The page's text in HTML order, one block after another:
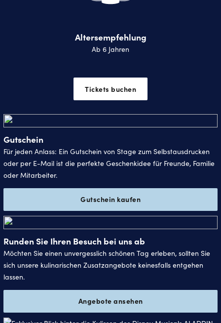
Altersempfehlung
Ab 6 Jahren
Tickets buchen
Gutschein
Für jeden Anlass: Ein Gutschein von Stage zum Selbstausdrucken
oder per E-Mail ist die perfekte Geschenkidee für Freunde, Familie
oder Mitarbeiter.
Gutschein kaufen
Runden Sie Ihren Besuch bei uns ab
Möchten Sie einen unvergesslich schönen Tag erleben, sollten Sie
sich unsere kulinarischen Zusatzangebote keinesfalls entgehen
lassen.
Angebote ansehen